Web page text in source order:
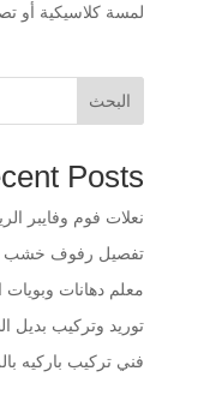
لمسة كلاسيكية أو
البحث
Posts
​نعلات فوم وفايبر
​تفصيل رفوف خشب
​معلم دهانات وبويات
​توريد وتركيب بديل
فني تركيب باركيه